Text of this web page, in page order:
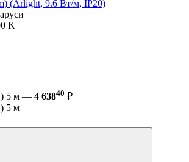
(Arlight, 9.6 Вт/м, IP20)
K
5 м — 4 63840 ₽
5 м